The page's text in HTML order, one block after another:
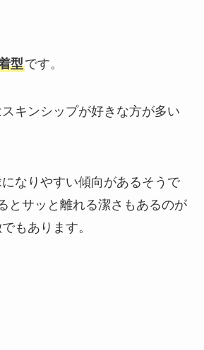
型です。
キンシップが好きな方が多い
なりやすい傾向があるそうで
とサッと離れる潔さもあるのが
もあります。